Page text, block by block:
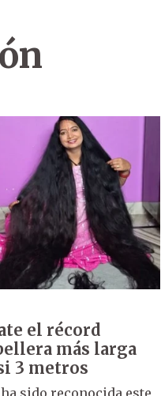
el récord
más larga
3 metros